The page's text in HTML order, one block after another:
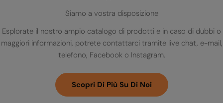
Siamo a vostra disposizione
Esplorate il nostro ampio catalogo di prodotti e in caso di dubbi o
maggiori informazioni, potrete contattarci tramite live chat, e-mail,
telefono, Facebook o Instagram.
Scopri Di Più Su Di Noi